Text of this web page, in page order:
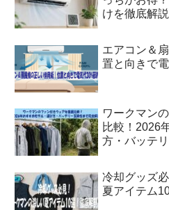
けを徹底解
エアコン＆
置と向きで
ワークマン
比較！2026
方・バッテ
冷却グッズ
夏アイテム